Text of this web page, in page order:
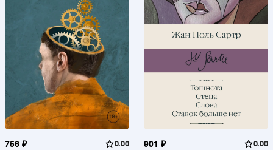
756 ₽ 0.00 901 ₽ 0.00